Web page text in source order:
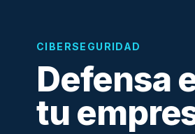
CIBERSEGURIDAD
Defensa
tu